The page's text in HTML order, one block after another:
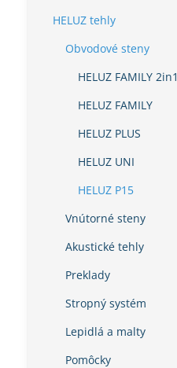
HELUZ tehly
Obvodové steny
HELUZ FAMILY 2in1
HELUZ FAMILY
HELUZ PLUS
HELUZ UNI
HELUZ P15
Vnútorné steny
Akustické tehly
Preklady
Stropný systém
Lepidlá a malty
Pomôcky